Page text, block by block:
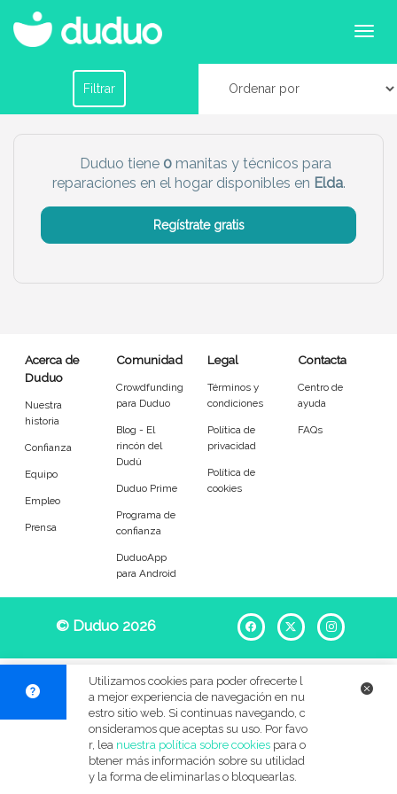
Servicios de manitas y reparaciones en Elda
Filtrar
Filtrar por horario
Chico Chica
Más servicio del dudú
Limpieza Manitas
Entrenador Asistente
Tipo de atención
Reparaciones del hogar Empleado de mantenimiento
Muebles Sustitución de cisternas
Grifos Cuadros
Accesorios generales Instalación eléctrica
Duduo tiene 0manitas y técnicos para
reparaciones en el hogar disponibles en Elda.
Regístrate gratis
Acerca de
Duduo
Nuestra
historia
Confianza
Equipo
Empleo
Prensa
Comunidad
Crowdfunding
para Duduo
Blog - El
rincón del
Dudú
Duduo Prime
Programa de
confianza
DuduoApp
para Android
Legal
Términos y
condiciones
Política de
privacidad
Política de
cookies
Contacta
Centro de
ayuda
FAQs
© Duduo 2026 Facebook
X
Utilizamos cookies para poder ofrecerte l
a mejor experiencia de navegación en nu
estro sitio web. Si continuas navegando, c
onsideramos que aceptas su uso. Por favo
r, lea nuestra política sobre cookiespara o
btener más información sobre su utilidad
y la forma de eliminarlas o bloquearlas.